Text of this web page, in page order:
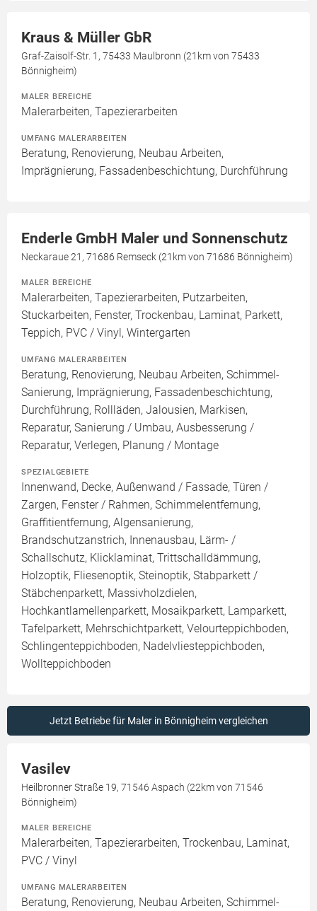
Kraus & Müller GbR
Graf-Zaisolf-Str. 1, 75433 Maulbronn (21km von 75433
Bönnigheim)
MALER BEREICHE
Malerarbeiten, Tapezierarbeiten
UMFANG MALERARBEITEN
Beratung, Renovierung, Neubau Arbeiten,
Imprägnierung, Fassadenbeschichtung, Durchführung
Enderle GmbH Maler und Sonnenschutz
Neckaraue 21, 71686 Remseck (21km von 71686 Bönnigheim)
MALER BEREICHE
Malerarbeiten, Tapezierarbeiten, Putzarbeiten,
Stuckarbeiten, Fenster, Trockenbau, Laminat, Parkett,
Teppich, PVC / Vinyl, Wintergarten
UMFANG MALERARBEITEN
Beratung, Renovierung, Neubau Arbeiten, Schimmel-
Sanierung, Imprägnierung, Fassadenbeschichtung,
Durchführung, Rollläden, Jalousien, Markisen,
Reparatur, Sanierung / Umbau, Ausbesserung /
Reparatur, Verlegen, Planung / Montage
SPEZIALGEBIETE
Innenwand, Decke, Außenwand / Fassade, Türen /
Zargen, Fenster / Rahmen, Schimmelentfernung,
Graffitientfernung, Algensanierung,
Brandschutzanstrich, Innenausbau, Lärm- /
Schallschutz, Klicklaminat, Trittschalldämmung,
Holzoptik, Fliesenoptik, Steinoptik, Stabparkett /
Stäbchenparkett, Massivholzdielen,
Hochkantlamellenparkett, Mosaikparkett, Lamparkett,
Tafelparkett, Mehrschichtparkett, Velourteppichboden,
Schlingenteppichboden, Nadelvliesteppichboden,
Wollteppichboden
Jetzt Betriebe für Maler in Bönnigheim vergleichen
Vasilev
Heilbronner Straße 19, 71546 Aspach (22km von 71546
Bönnigheim)
MALER BEREICHE
Malerarbeiten, Tapezierarbeiten, Trockenbau, Laminat,
PVC / Vinyl
UMFANG MALERARBEITEN
Beratung, Renovierung, Neubau Arbeiten, Schimmel-